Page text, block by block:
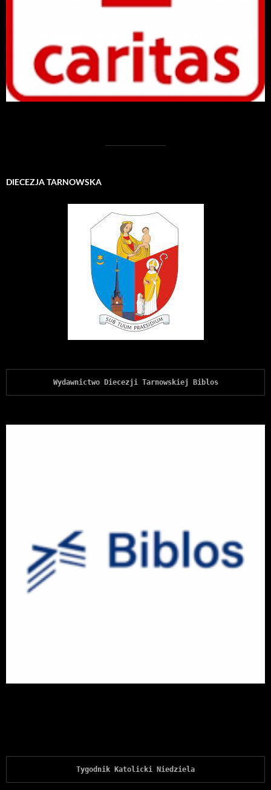
DIECEZJA TARNOWSKA
Wydawnictwo Diecezji Tarnowskiej Biblos
Tygodnik Katolicki Niedziela